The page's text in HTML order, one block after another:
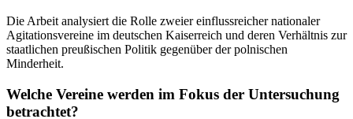
Die Arbeit analysiert die Rolle zweier einflussreicher nationaler
Agitationsvereine im deutschen Kaiserreich und deren Verhältnis zur
staatlichen preußischen Politik gegenüber der polnischen
Minderheit.
Welche Vereine werden im Fokus der Untersuchung
betrachtet?